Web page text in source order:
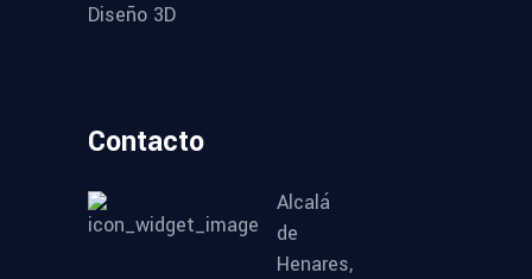
Diseño 3D
Contacto
Alcalá
de
Henares,